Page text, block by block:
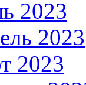
2023
2023
2023